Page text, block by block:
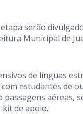
serão
Municipal de
de línguas
estudantes de
aéreas,
de apoio.